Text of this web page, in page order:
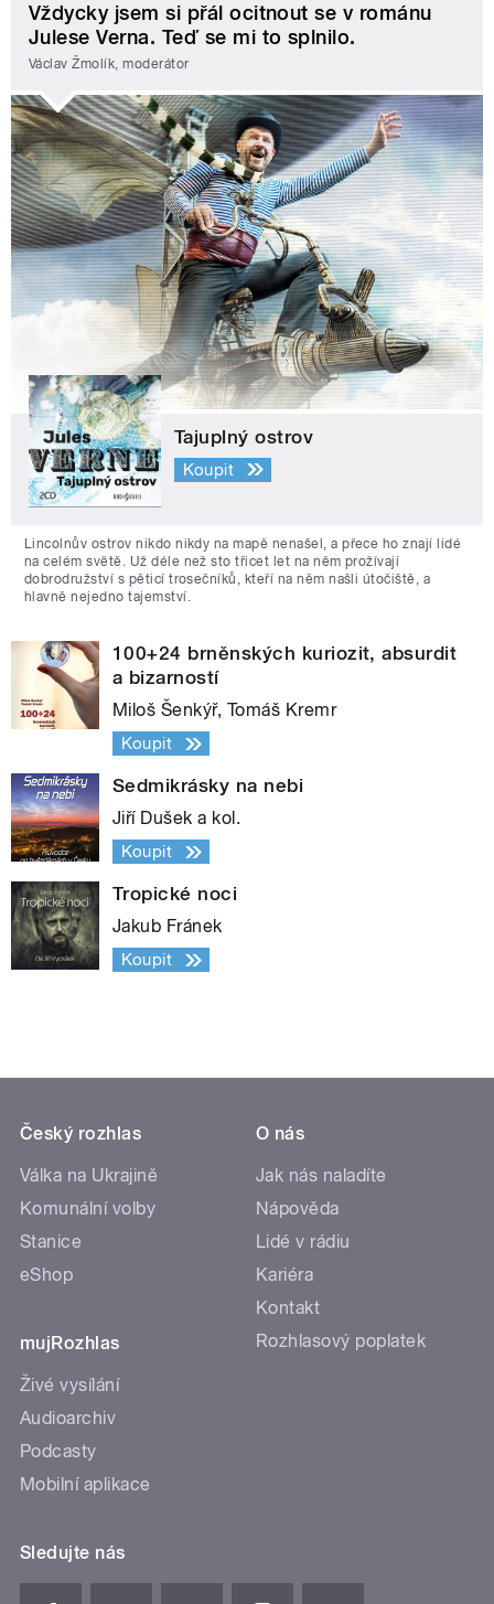
Vždycky jsem si přál ocitnout se v románu
Julese Verna. Teď se mi to splnilo.
Václav Žmolík, moderátor
Tajuplný ostrov
Koupit
Lincolnův ostrov nikdo nikdy na mapě nenašel, a přece ho znají lidé
na celém světě. Už déle než sto třicet let na něm prožívají
dobrodružství s pěticí trosečníků, kteří na něm našli útočiště, a
hlavně nejedno tajemství.
100+24 brněnských kuriozit, absurdit
a bizarností
Miloš Šenkýř, Tomáš Kremr
Koupit
Sedmikrásky na nebi
Jiří Dušek a kol.
Koupit
Tropické noci
Jakub Fránek
Koupit
Český rozhlas
Válka na Ukrajině
Komunální volby
Stanice
eShop
mujRozhlas
Živé vysílání
Audioarchiv
Podcasty
Mobilní aplikace
O nás
Jak nás naladíte
Nápověda
Lidé v rádiu
Kariéra
Kontakt
Rozhlasový poplatek
Sledujte nás